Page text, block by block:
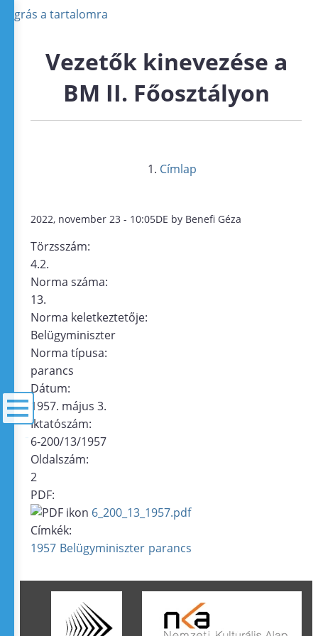
Ugrás a tartalomra
Vezetők kinevezése a
BM II. Főosztályon
Címlap
2022, november 23 - 10:05DE by Benefi Géza
Törzsszám:
4.2.
Norma száma:
13.
Norma keletkeztetője:
Belügyminiszter
Norma típusa:
parancs
Dátum:
1957. május 3.
Iktatószám:
6-200/13/1957
Oldalszám:
2
PDF:
6_200_13_1957.pdf
Címkék:
1957 Belügyminiszter parancs